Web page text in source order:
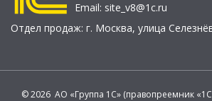
Email: site_v8@1c.ru
Отдел продаж: г. Москва, улица
© 2026 АО «Группа 1С» (правопреемник